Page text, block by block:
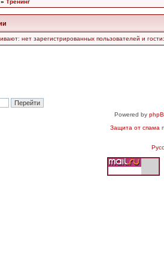
» Тренинг
нет зарегистрированных пользователей и
Powered by
Защита от спама